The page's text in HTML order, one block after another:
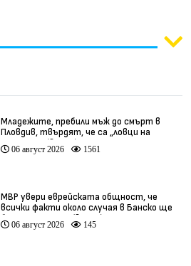
Младежите, пребили мъж до смърт в
Пловдив, твърдят, че са „ловци на
педофили” (видео)
06 август 2026 1561
МВР увери еврейската общност, че
всички факти около случая в Банско ще
бъдат изяснени (видео)
06 август 2026 145